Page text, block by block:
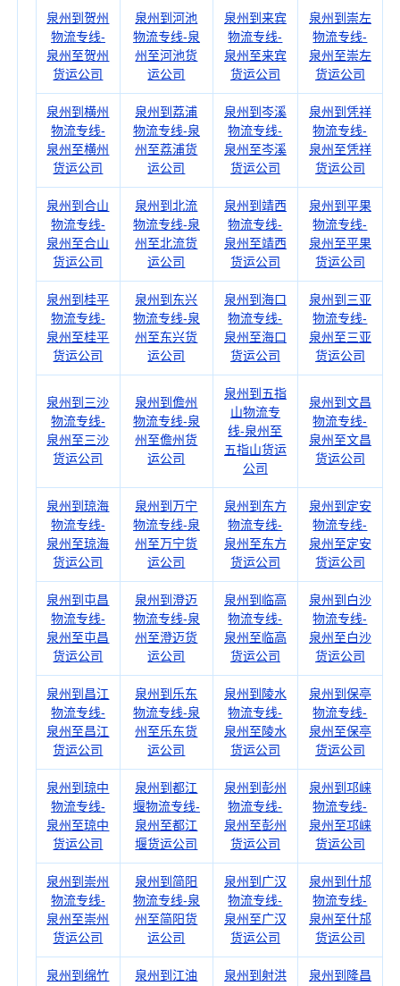
泉州到贺州
物流专线-
泉州至贺州
货运公司
泉州到河池
物流专线-泉
州至河池货
运公司
泉州到来宾
物流专线-
泉州至来宾
货运公司
泉州到崇左
物流专线-
泉州至崇左
货运公司
泉州到横州
物流专线-
泉州至横州
货运公司
泉州到荔浦
物流专线-泉
州至荔浦货
运公司
泉州到岑溪
物流专线-
泉州至岑溪
货运公司
泉州到凭祥
物流专线-
泉州至凭祥
货运公司
泉州到合山
物流专线-
泉州至合山
货运公司
泉州到北流
物流专线-泉
州至北流货
运公司
泉州到靖西
物流专线-
泉州至靖西
货运公司
泉州到平果
物流专线-
泉州至平果
货运公司
泉州到桂平
物流专线-
泉州至桂平
货运公司
泉州到东兴
物流专线-泉
州至东兴货
运公司
泉州到海口
物流专线-
泉州至海口
货运公司
泉州到三亚
物流专线-
泉州至三亚
货运公司
泉州到三沙
物流专线-
泉州至三沙
货运公司
泉州到儋州
物流专线-泉
州至儋州货
运公司
泉州到五指
山物流专
线-泉州至
五指山货运
公司
泉州到文昌
物流专线-
泉州至文昌
货运公司
泉州到琼海
物流专线-
泉州至琼海
货运公司
泉州到万宁
物流专线-泉
州至万宁货
运公司
泉州到东方
物流专线-
泉州至东方
货运公司
泉州到定安
物流专线-
泉州至定安
货运公司
泉州到屯昌
物流专线-
泉州至屯昌
货运公司
泉州到澄迈
物流专线-泉
州至澄迈货
运公司
泉州到临高
物流专线-
泉州至临高
货运公司
泉州到白沙
物流专线-
泉州至白沙
货运公司
泉州到昌江
物流专线-
泉州至昌江
货运公司
泉州到乐东
物流专线-泉
州至乐东货
运公司
泉州到陵水
物流专线-
泉州至陵水
货运公司
泉州到保亭
物流专线-
泉州至保亭
货运公司
泉州到琼中
物流专线-
泉州至琼中
货运公司
泉州到都江
堰物流专线-
泉州至都江
堰货运公司
泉州到彭州
物流专线-
泉州至彭州
货运公司
泉州到邛崃
物流专线-
泉州至邛崃
货运公司
泉州到崇州
物流专线-
泉州至崇州
货运公司
泉州到简阳
物流专线-泉
州至简阳货
运公司
泉州到广汉
物流专线-
泉州至广汉
货运公司
泉州到什邡
物流专线-
泉州至什邡
货运公司
泉州到绵竹
泉州到江油
泉州到射洪
泉州到隆昌